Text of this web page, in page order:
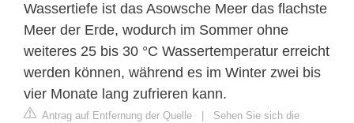
Wassertiefe ist das Asowsche Meer das flachste
Meer der Erde, wodurch im Sommer ohne
weiteres 25 bis 30 °C Wassertemperatur erreicht
werden können, während es im Winter zwei bis
vier Monate lang zufrieren kann.
Antrag auf Entfernung der Quelle
Sehen Sie sich die